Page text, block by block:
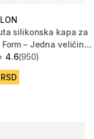
silikonska kapa za
– Jedna veličina
4.6
zvezdica from 950
(950)